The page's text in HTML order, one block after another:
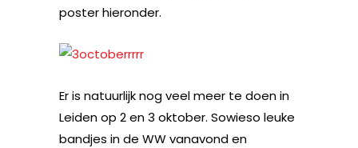
poster hieronder.
Er is natuurlijk nog veel meer te doen in
Leiden op 2 en 3 oktober. Sowieso leuke
bandjes in de WW vanavond en